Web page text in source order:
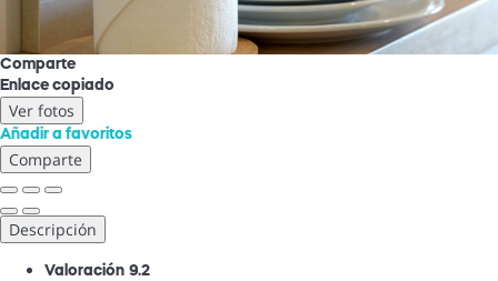
Comparte
Enlace copiado
Ver fotos
Añadir a favoritos
Comparte
Descripción
Valoración 9.2